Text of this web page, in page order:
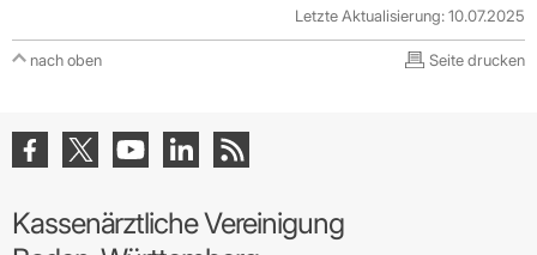
Letzte Aktualisierung: 10.07.2025
nach oben Seite drucken
Kassenärztliche Vereinigung